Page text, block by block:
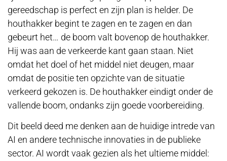
gereedschap is perfect en zijn plan is helder. De
houthakker begint te zagen en te zagen en dan
gebeurt het… de boom valt bovenop de houthakker.
Hij was aan de verkeerde kant gaan staan. Niet
omdat het doel of het middel niet deugen, maar
omdat de positie ten opzichte van de situatie
verkeerd gekozen is. De houthakker eindigt onder de
vallende boom, ondanks zijn goede voorbereiding.
Dit beeld deed me denken aan de huidige intrede van
AI en andere technische innovaties in de publieke
sector. AI wordt vaak gezien als het ultieme middel: